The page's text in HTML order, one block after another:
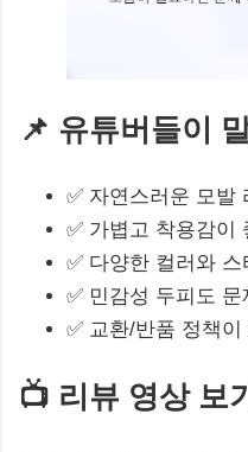
📌 유튜버들이
✅ 자연스러운 모발
✅ 가볍고 착용감이
✅ 다양한 컬러와
✅ 민감성 두피도
✅ 교환/반품 정책
📺 리뷰 영상 보